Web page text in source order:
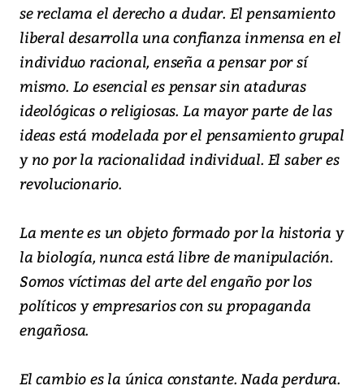
se reclama el derecho a dudar. El pensamiento
liberal desarrolla una confianza inmensa en el
individuo racional, enseña a pensar por sí
mismo. Lo esencial es pensar sin ataduras
ideológicas o religiosas. La mayor parte de las
ideas está modelada por el pensamiento grupal
y no por la racionalidad individual. El saber es
revolucionario.
La mente es un objeto formado por la historia y
la biología, nunca está libre de manipulación.
Somos víctimas del arte del engaño por los
políticos y empresarios con su propaganda
engañosa.
El cambio es la única constante. Nada perdura.